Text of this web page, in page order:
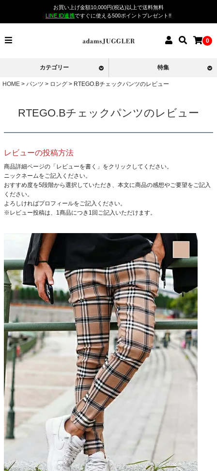
お買い上げ金額10,000円(税込)以上で送料無料
LINE ID連携ですぐに使える500ポイントプレゼント!!
0
カテゴリー 特集
HOME パンツ ロング RTEGO.Bチェックパンツのレビュー
RTEGO.Bチェックパンツのレビュー
レビューの投稿方法
商品詳細ページの「レビューを書く」をクリックしてください。
ニックネームをご記入ください。
おすすめ度を5段階から選択していただき、本文に商品の感想やご要望をご記入
ください。
よろしければプロフィールをご記入ください。
※レビュー投稿は、1商品につき1回ご記入いただけます。